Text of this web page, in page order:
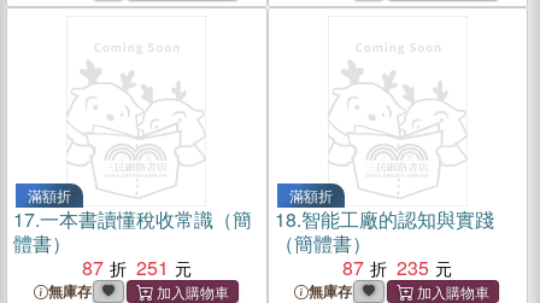
滿額折
17.一本書讀懂稅收常識（簡
體書）
87
251
無庫存
滿額折
18.智能工廠的認知與實踐
（簡體書）
87
235
無庫存